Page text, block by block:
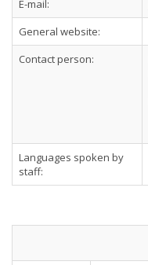
E-mail:
General website:
Contact person:
Languages spoken by
staff: